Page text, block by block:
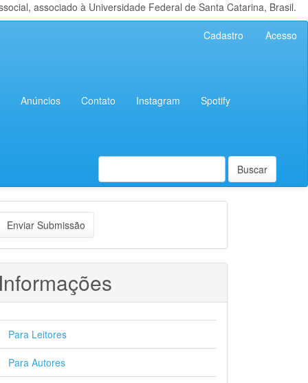
associado à Universidade Federal de Santa Catarina, Brasil.
Cadastro Acesso
Anúncios Contato Instagram Spotify
Buscar
Enviar Submissão
Para Leitores
Para Autores